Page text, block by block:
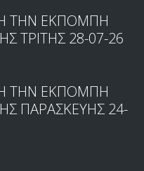
ΤΗΝ ΕΚΠΟΜΠΗ
ΤΡΙΤΗΣ 28-07-26
ΤΗΝ ΕΚΠΟΜΠΗ
ΠΑΡΑΣΚΕΥΗΣ 24-